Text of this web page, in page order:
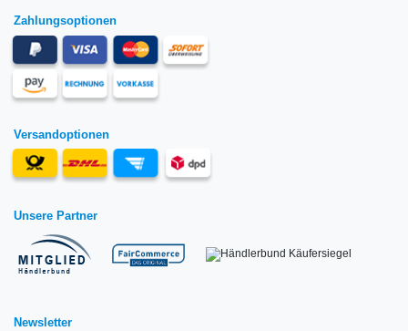
Zahlungsoptionen
Versandoptionen
Unsere Partner
Newsletter